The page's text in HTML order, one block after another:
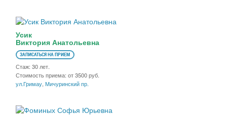
Усик
Виктория Анатольевна
ЗАПИСАТЬСЯ НА ПРИЕМ
Стаж: 30 лет.
Стоимость приема: от 3500 руб.
ул.Гримау, Мичуринский пр.